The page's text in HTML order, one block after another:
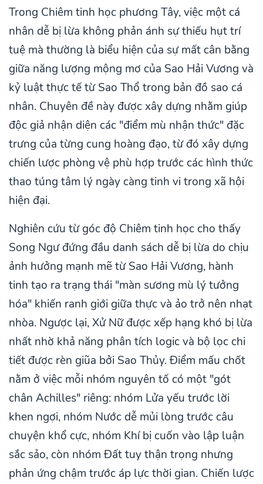
Trong Chiêm tinh học phương Tây, việc một cá
nhân dễ bị lừa không phản ánh sự thiếu hụt trí
tuệ mà thường là biểu hiện của sự mất cân bằng
giữa năng lượng mộng mơ của Sao Hải Vương và
kỷ luật thực tế từ Sao Thổ trong bản đồ sao cá
nhân. Chuyên đề này được xây dựng nhằm giúp
độc giả nhận diện các "điểm mù nhận thức" đặc
trưng của từng cung hoàng đạo, từ đó xây dựng
chiến lược phòng vệ phù hợp trước các hình thức
thao túng tâm lý ngày càng tinh vi trong xã hội
hiện đại.
Nghiên cứu từ góc độ Chiêm tinh học cho thấy
Song Ngư đứng đầu danh sách dễ bị lừa do chịu
ảnh hưởng mạnh mẽ từ Sao Hải Vương, hành
tinh tạo ra trạng thái "màn sương mù lý tưởng
hóa" khiến ranh giới giữa thực và ảo trở nên nhạt
nhòa. Ngược lại, Xử Nữ được xếp hạng khó bị lừa
nhất nhờ khả năng phân tích logic và bộ lọc chi
tiết được rèn giũa bởi Sao Thủy. Điểm mấu chốt
nằm ở việc mỗi nhóm nguyên tố có một "gót
chân Achilles" riêng: nhóm Lửa yếu trước lời
khen ngợi, nhóm Nước dễ mủi lòng trước câu
chuyện khổ cực, nhóm Khí bị cuốn vào lập luận
sắc sảo, còn nhóm Đất tuy thận trọng nhưng
phản ứng chậm trước áp lực thời gian. Chiến lược